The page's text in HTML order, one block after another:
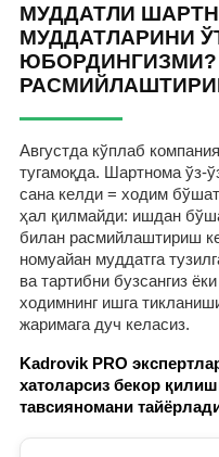
МУДДАТЛИ
МУДДАТЛАРИНИ
Августда кўплаб
тугамоқда. Шартнома ўз-
сана келди = ходим
ҳал қилмайди: ишдан
билан расмийлаштириш
номуайан муддатга
ва тартибни бузсангиз
ходимнинг ишга
жаримага дуч келасиз.
Kadrovik PRO
хатоларсиз бекор
тавсияномани